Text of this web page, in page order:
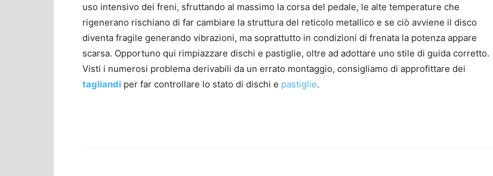
uso intensivo dei freni, sfruttando al massimo la corsa del pedale, le alte temperature che
rigenerano rischiano di far cambiare la struttura del reticolo metallico e se ciò avviene il disco
diventa fragile generando vibrazioni, ma soprattutto in condizioni di frenata la potenza appare
scarsa. Opportuno qui rimpiazzare dischi e pastiglie, oltre ad adottare uno stile di guida corretto.
Visti i numerosi problema derivabili da un errato montaggio, consigliamo di approfittare dei
tagliandi per far controllare lo stato di dischi e pastiglie.